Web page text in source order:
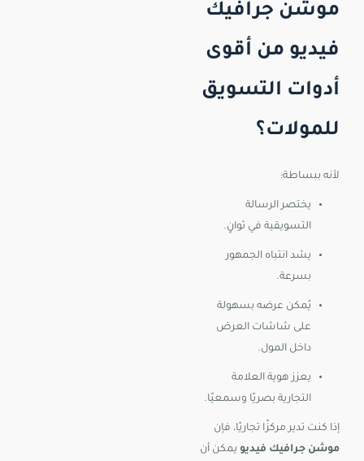
موشن جرافيك
فيديو من أقوى
أدوات التسويق
للمولات؟
لأنه ببساطة:
يختصر الرسالة
التسويقية في ثوانٍ.
يشد انتباه الجمهور
بسرعة.
يُمكن عرضه بسهولة
على شاشات العرض
داخل المول.
يعزز هوية العلامة
التجارية بصريًا وسمعيًا.
إذا كنت تدير مركزًا تجاريًا، فإن
موشن جرافيك فيديو يمكن أن